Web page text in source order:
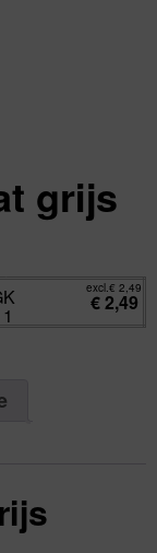
grijs
excl.€ 2,49
€2,49